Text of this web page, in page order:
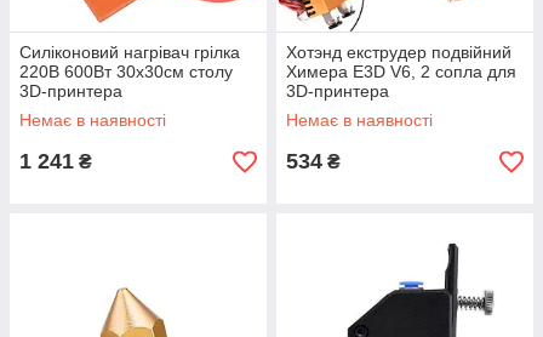
Силіконовий нагрівач грілка
220В 600Вт 30x30см столу
3D-принтера
Немає в наявності
1 241 ₴
Хотэнд екструдер подвійний
Химера E3D V6, 2 сопла для
3D-принтера
Немає в наявності
534 ₴